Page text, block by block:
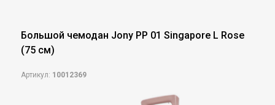
Большой чемодан Jony PP 01 Singapore L Rose
(75 см)
Артикул: 10012369